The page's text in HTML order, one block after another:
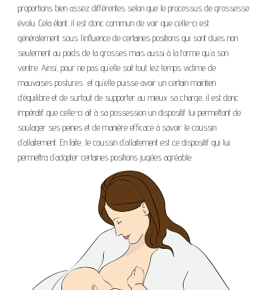
proportions bien assez différentes selon que le processus de grossesse
évolu. Cela étant, il est donc commun de voir que celle-ci est
généralement sous l’influence de certaines positions qui sont dues non
seulement au poids de la grosses mais aussi à la forme qu’a son
ventre. Ainsi, pour ne pas qu’elle soit tout lez temps victime de
mauvaises postures et qu’elle puisse avoir un certain maintien
d’équilibre et de surtout de supporter au mieux sa charge, il est donc
impératif que celle-ci ait à sa possession un dispositif lui permettant de
soulager ses peines et de manière efficace à savoir le coussin
d’allaitement. En faite, le coussin d’allaitement est ce dispositif qui lui
permettra d’adopter certaines positions jugées agréable.